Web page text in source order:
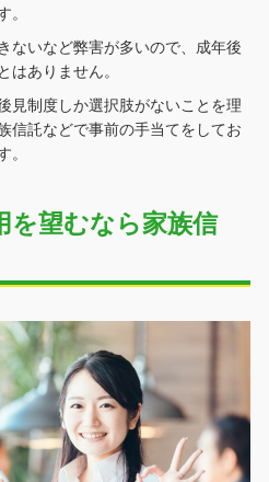
。
ないなど弊害が多いので、成年後
はありません。
見制度しか選択肢がないことを理
信託などで事前の手当てをしてお
。
を望むなら家族信